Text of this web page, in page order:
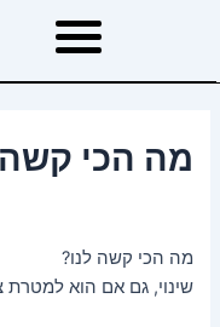
טיפולים
מה הכי קשה
מה הכי קשה לנו?
שינוי, גם אם הוא למטרת